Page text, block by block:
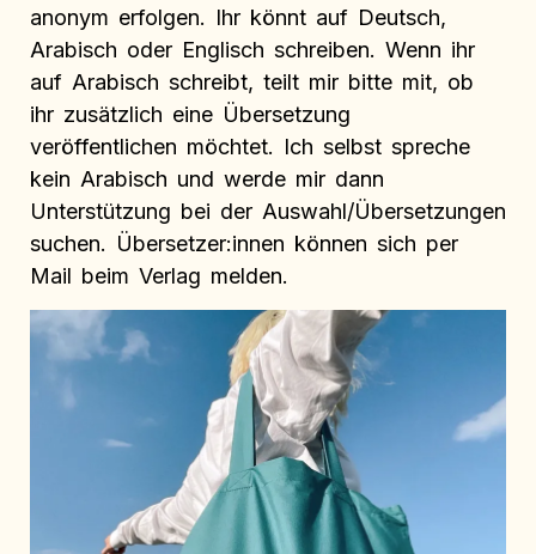
anonym erfolgen. Ihr könnt auf Deutsch,
Arabisch oder Englisch schreiben. Wenn ihr
auf Arabisch schreibt, teilt mir bitte mit, ob
ihr zusätzlich eine Übersetzung
veröffentlichen möchtet. Ich selbst spreche
kein Arabisch und werde mir dann
Unterstützung bei der Auswahl/Übersetzungen
suchen. Übersetzer:innen können sich per
Mail beim Verlag melden.